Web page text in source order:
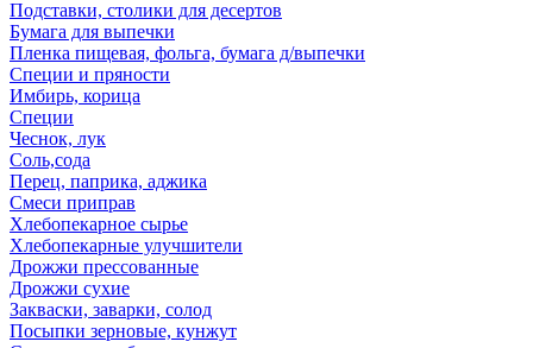
Подставки, столики для десертов
Бумага для выпечки
Пленка пищевая, фольга, бумага д/выпечки
Специи и пряности
Имбирь, корица
Специи
Чеснок, лук
Соль,сода
Перец, паприка, аджика
Смеси приправ
Хлебопекарное сырье
Хлебопекарные улучшители
Дрожжи прессованные
Дрожжи сухие
Закваски, заварки, солод
Посыпки зерновые, кунжут